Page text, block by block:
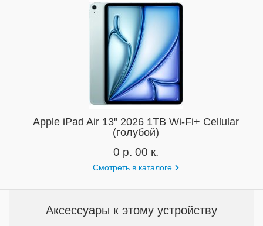
Apple iPad Air 13" 2026 1TB Wi-Fi+ Cellular
(голубой)
0 р. 00 к.
Смотреть в каталоге
Аксессуары к этому устройству